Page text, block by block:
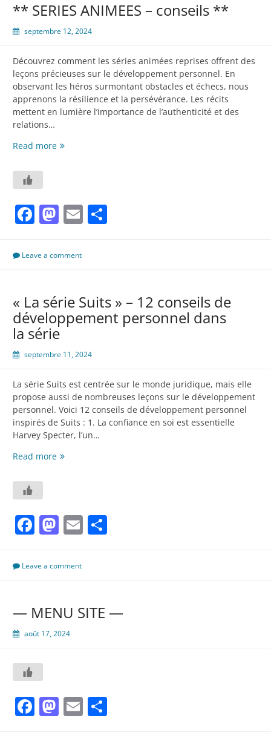
film
** SERIES ANIMEES – conseils **
septembre 12, 2024
Découvrez comment les séries animées reprises offrent des
leçons précieuses sur le développement personnel. En
observant les héros surmontant obstacles et échecs, nous
apprenons la résilience et la persévérance. Les récits
mettent en lumière l’importance de l’authenticité et des
relations…
Read more**
**
Facebook
Mastodon
Email
Leave a comment
« La série Suits » – 12 conseils de
développement personnel dans
la série
septembre 11, 2024
La série Suits est centrée sur le monde juridique, mais elle
propose aussi de nombreuses leçons sur le développement
personnel. Voici 12 conseils de développement personnel
inspirés de Suits : 1. La confiance en soi est essentielle
Harvey Specter, l’un…
Read more« La
conseils
de
dans
Facebook
Mastodon
Email
Leave a comment
— MENU SITE —
août 17, 2024
Facebook
Mastodon
Email